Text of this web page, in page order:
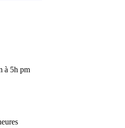
à 5h pm